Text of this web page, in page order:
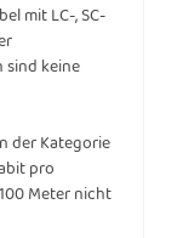
mit LC-, SC-
keine
der Kategorie
pro
Meter nicht